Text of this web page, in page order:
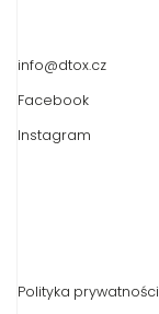
info@dtox.cz
Facebook
Instagram
Polityka prywatności